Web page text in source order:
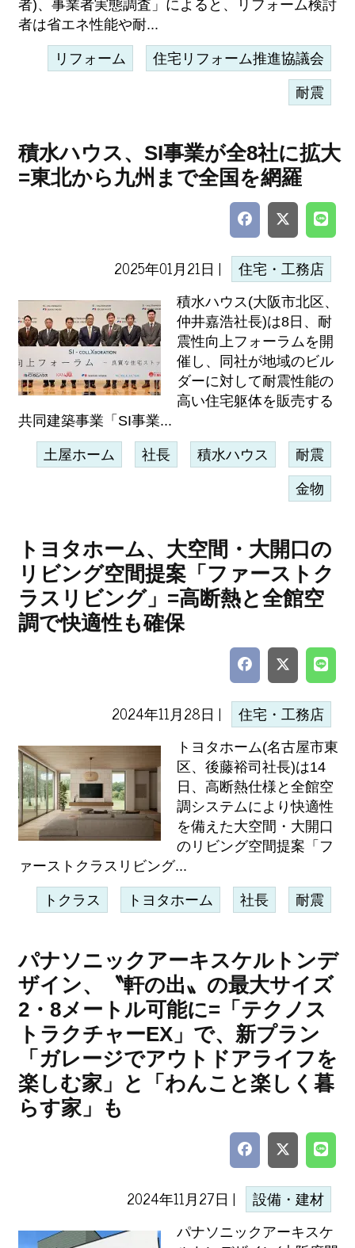
者)、事業者実態調査」によると、リフォーム検討
者は省エネ性能や耐...
リフォーム 住宅リフォーム推進協議会
耐震
積水ハウス、SI事業が全8社に拡大
=東北から九州まで全国を網羅
2025年01月21日 | 住宅・工務店
積水ハウス(大阪市北区、
仲井嘉浩社長)は8日、耐
震性向上フォーラムを開
催し、同社が地域のビル
ダーに対して耐震性能の
高い住宅躯体を販売する
共同建築事業「SI事業...
土屋ホーム 社長 積水ハウス 耐震
金物
トヨタホーム、大空間・大開口の
リビング空間提案「ファーストク
ラスリビング」=高断熱と全館空
調で快適性も確保
2024年11月28日 | 住宅・工務店
トヨタホーム(名古屋市東
区、後藤裕司社長)は14
日、高断熱仕様と全館空
調システムにより快適性
を備えた大空間・大開口
のリビング空間提案「フ
ァーストクラスリビング...
トクラス トヨタホーム 社長 耐震
パナソニックアーキスケルトンデ
ザイン、〝軒の出〟の最大サイズ
2・8メートル可能に=「テクノス
トラクチャーEX」で、新プラン
「ガレージでアウトドアライフを
楽しむ家」と「わんこと楽しく暮
らす家」も
2024年11月27日 | 設備・建材
パナソニックアーキスケ